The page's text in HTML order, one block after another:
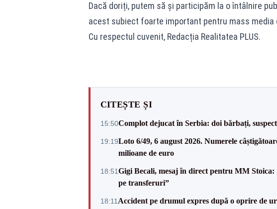
Dacă doriți, putem să și participăm la o întâlnire
acest subiect foarte important pentru mass media
Cu respectul cuvenit, Redacția Realitatea PLUS.
CITEȘTE ȘI
15:50Complot dejucat în Serbia: doi bărbați,
19:19Loto 6/49, 6 august 2026. Numerele
milioane de euro
18:51Gigi Becali, mesaj în direct pentru MM
pe transferuri”
18:11 Accident pe drumul expres după o oprire de